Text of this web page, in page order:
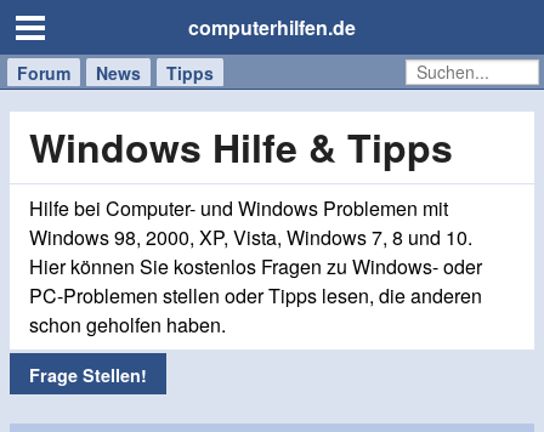
computerhilfen.de
Forum News Tipps
Handy
Windows
Mac
Windows Hilfe & Tipps
Hilfe bei Computer- und Windows Problemen mit
Windows 98, 2000, XP, Vista, Windows 7, 8 und 10.
Hier können Sie kostenlos Fragen zu Windows- oder
PC-Problemen stellen oder Tipps lesen, die anderen
schon geholfen haben.
Frage Stellen!